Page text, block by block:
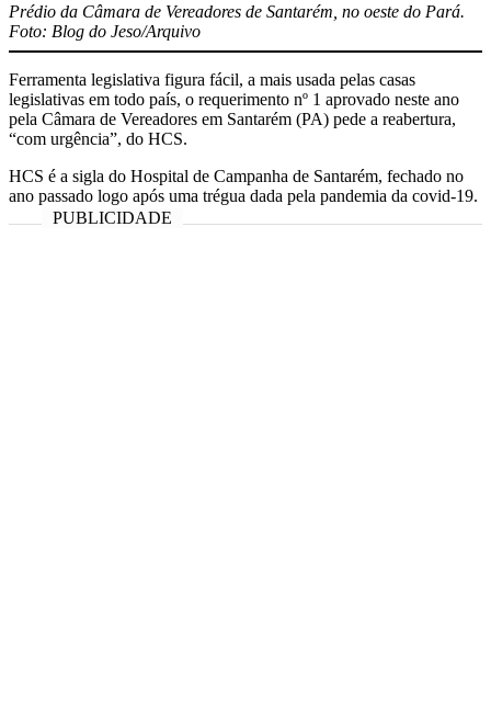
Prédio da Câmara de Vereadores de Santarém, no oeste do Pará.
Foto: Blog do Jeso/Arquivo
Ferramenta legislativa figura fácil, a mais usada pelas casas
legislativas em todo país, o requerimento nº 1 aprovado neste ano
pela Câmara de Vereadores em Santarém (PA) pede a reabertura,
“com urgência”, do HCS.
HCS é a sigla do Hospital de Campanha de Santarém, fechado no
ano passado logo após uma trégua dada pela pandemia da covid-19.